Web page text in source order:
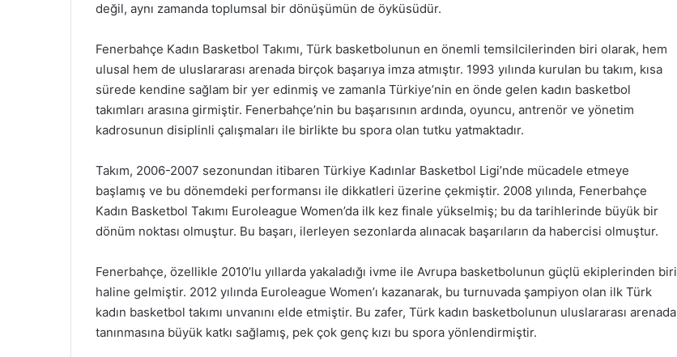
değil, aynı zamanda toplumsal bir dönüşümün de öyküsüdür.
Fenerbahçe Kadın Basketbol Takımı, Türk basketbolunun en önemli temsilcilerinden biri olarak, hem
ulusal hem de uluslararası arenada birçok başarıya imza atmıştır. 1993 yılında kurulan bu takım, kısa
sürede kendine sağlam bir yer edinmiş ve zamanla Türkiye’nin en önde gelen kadın basketbol
takımları arasına girmiştir. Fenerbahçe’nin bu başarısının ardında, oyuncu, antrenör ve yönetim
kadrosunun disiplinli çalışmaları ile birlikte bu spora olan tutku yatmaktadır.
Takım, 2006-2007 sezonundan itibaren Türkiye Kadınlar Basketbol Ligi’nde mücadele etmeye
başlamış ve bu dönemdeki performansı ile dikkatleri üzerine çekmiştir. 2008 yılında, Fenerbahçe
Kadın Basketbol Takımı Euroleague Women’da ilk kez finale yükselmiş; bu da tarihlerinde büyük bir
dönüm noktası olmuştur. Bu başarı, ilerleyen sezonlarda alınacak başarıların da habercisi olmuştur.
Fenerbahçe, özellikle 2010’lu yıllarda yakaladığı ivme ile Avrupa basketbolunun güçlü ekiplerinden biri
haline gelmiştir. 2012 yılında Euroleague Women’ı kazanarak, bu turnuvada şampiyon olan ilk Türk
kadın basketbol takımı unvanını elde etmiştir. Bu zafer, Türk kadın basketbolunun uluslararası arenada
tanınmasına büyük katkı sağlamış, pek çok genç kızı bu spora yönlendirmiştir.